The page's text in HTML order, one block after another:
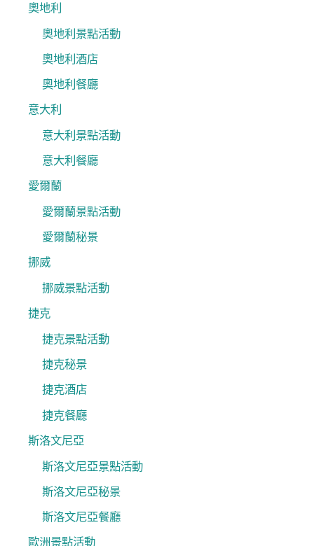
奧地利
奧地利景點活動
奧地利酒店
奧地利餐廳
意大利
意大利景點活動
意大利餐廳
愛爾蘭
愛爾蘭景點活動
愛爾蘭秘景
挪威
挪威景點活動
捷克
捷克景點活動
捷克秘景
捷克酒店
捷克餐廳
斯洛文尼亞
斯洛文尼亞景點活動
斯洛文尼亞秘景
斯洛文尼亞餐廳
歐洲景點活動